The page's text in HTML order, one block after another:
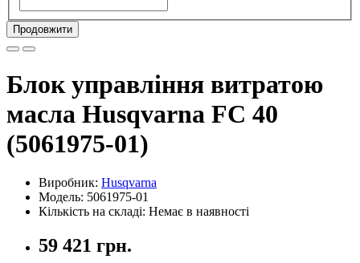
Продовжити
Блок управління витратою
масла Husqvarna FC 40
(5061975-01)
Виробник: Husqvarna
Модель: 5061975-01
Кількість на складі: Немає в наявності
59 421 грн.